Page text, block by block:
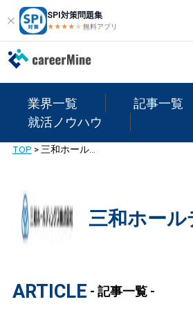
SPI対策問題集
★★★★ ★★
無料アプリ
業界一覧
記事一覧
就活ノウハウ
TOP > 三和ホールディングス
三和ホー
ARTICLE - 記事一覧 -